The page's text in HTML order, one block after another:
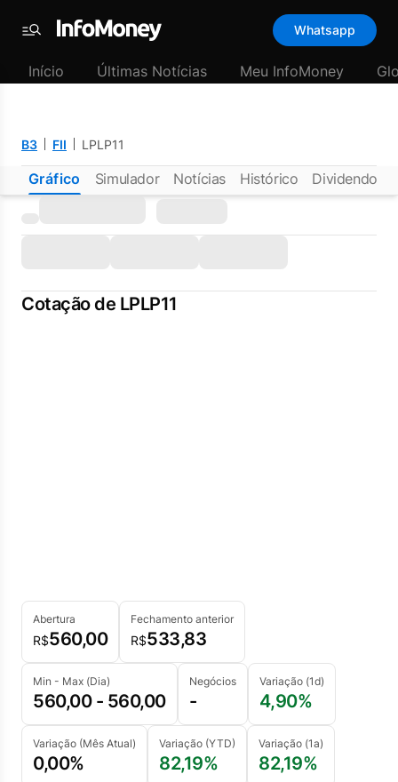
Menu
Whatsapp
Início Últimas Notícias Meu InfoMoney
B3 FII LPLP11
Gráfico Simulador Notícias Histórico Dividendos
Cotação de LPLP11
Abertura
R$560,00
Fechamento anterior
R$533,83
Min - Max (Dia)
560,00 - 560,00
Negócios
-
Variação (1d)
4,90%
Variação (Mês Atual)
0,00%
Variação (YTD)
82,19%
Variação (1a)
82,19%